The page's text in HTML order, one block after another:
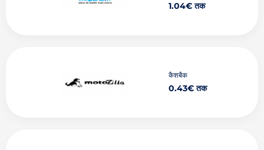
1.04€ तक
कैशबैक
0.43€ तक